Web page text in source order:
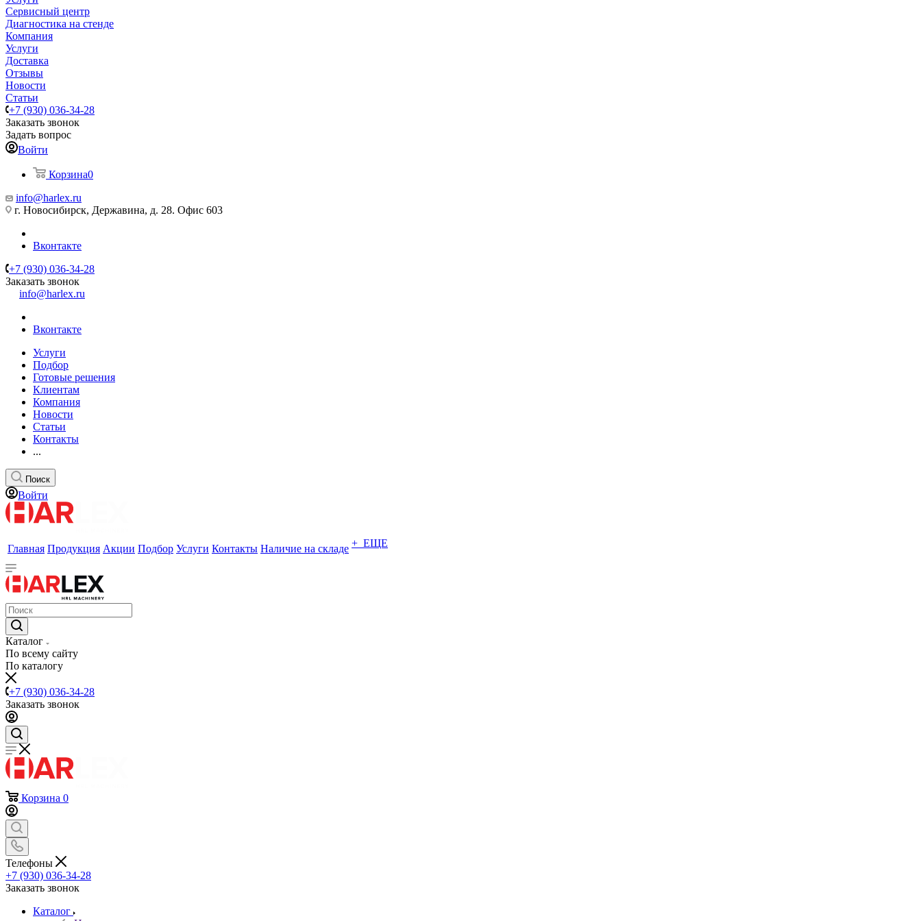
Сервисный центр
Диагностика на стенде
Компания
Услуги
Доставка
Отзывы
Новости
Статьи
+7 (930) 036-34-28
Заказать звонок
Задать вопрос
Войти
Корзина0
info@harlex.ru
г. Новосибирск, Державина, д. 28. Офис 603
Вконтакте
+7 (930) 036-34-28
Заказать звонок
info@harlex.ru
Вконтакте
Услуги
Подбор
Готовые решения
Клиентам
Компания
Новости
Статьи
Контакты
...
Поиск
Войти
Главная Продукция Акции Подбор Услуги Контакты Наличие на складе + ЕЩЕ
Каталог
По всему сайту
По каталогу
+7 (930) 036-34-28
Заказать звонок
Корзина 0
Телефоны
+7 (930) 036-34-28
Заказать звонок
Каталог